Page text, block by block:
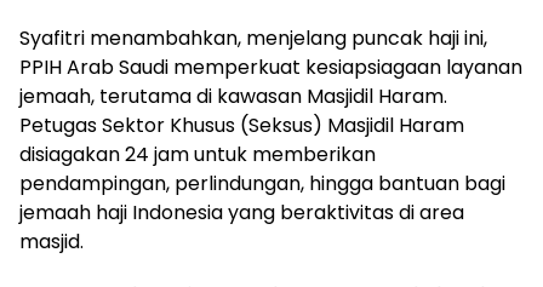
Syafitri menambahkan, menjelang puncak haji ini,
PPIH Arab Saudi memperkuat kesiapsiagaan layanan
jemaah, terutama di kawasan Masjidil Haram.
Petugas Sektor Khusus (Seksus) Masjidil Haram
disiagakan 24 jam untuk memberikan
pendampingan, perlindungan, hingga bantuan bagi
jemaah haji Indonesia yang beraktivitas di area
masjid.